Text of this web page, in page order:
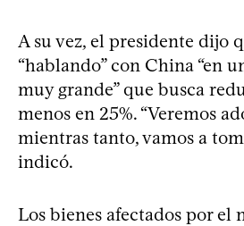
A su vez, el presidente dijo
“hablando” con China “en
muy grande” que busca
menos en 25%. “Veremos
mientras tanto, vamos a
indicó.
Los bienes afectados por el